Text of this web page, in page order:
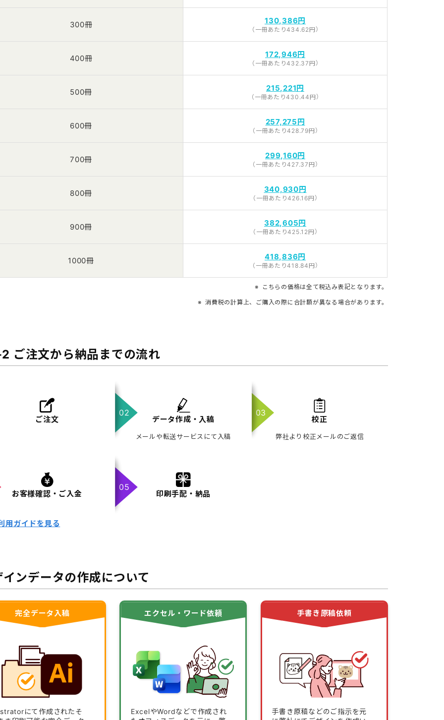
300冊 130,386円
（一冊あたり434.62円）
400冊 172,946円
（一冊あたり432.37円）
500冊 215,221円
（一冊あたり430.44円）
600冊 257,275円
（一冊あたり428.79円）
700冊 299,160円
（一冊あたり427.37円）
800冊 340,930円
（一冊あたり426.16円）
900冊 382,605円
（一冊あたり425.12円）
1000冊 418,836円
（一冊あたり418.84円）
こちらの価格は全て税込み表記となります。
消費税の計算上、ご購入の際に合計額が異なる場合があります。
ご注文から納品までの流れ
ご注文 データ作成・入稿
メールや転送サービスにて入稿
校正
弊社より校正メールのご返信
お客様確認・ご入金 印刷手配・納品
用ガイドを見る
ンデータの作成について
完全データ入稿
にて作成されたそ
エクセル・ワード依頼
ExcelやWordなどで作成され
手書き原稿依頼
手書き原稿などのご指示を元